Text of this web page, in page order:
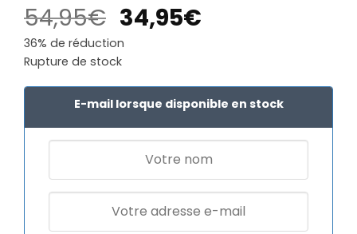
54,95€ Le
prix
initial
était :
54,95€.
34,95€Le
est :
34,95€.
36% de réduction
Rupture de stock
E-mail lorsque disponible en stock